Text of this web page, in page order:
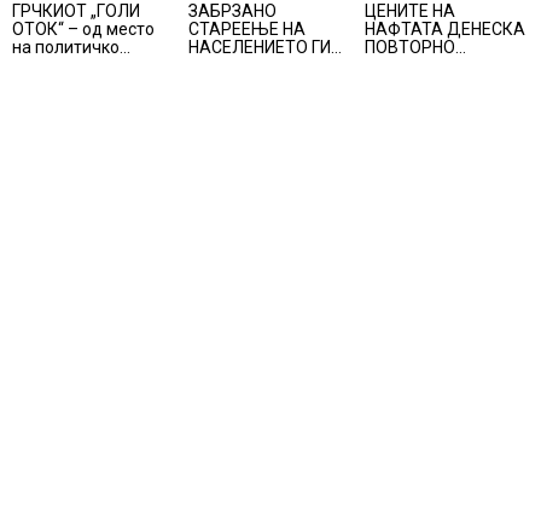
ГРЧКИОТ „ГОЛИ
ОТОК“ – од место
на политичко
ЗАБРЗАНО
СТАРЕЕЊЕ НА
НАСЕЛЕНИЕТО ГИ
ЦЕНИТЕ НА
НАФТАТА ДЕНЕСКА
ПОВТОРНО